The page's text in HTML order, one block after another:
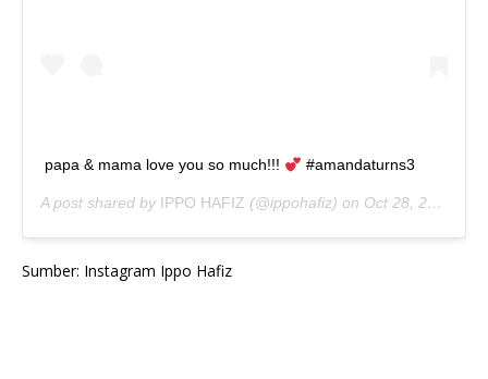
papa & mama love you so much!!! #amandaturns3
A post shared by IPPO HAFIZ (@ippohafiz) on Oct 28, 2019 at 6:41am PDT
Sumber: Instagram Ippo Hafiz